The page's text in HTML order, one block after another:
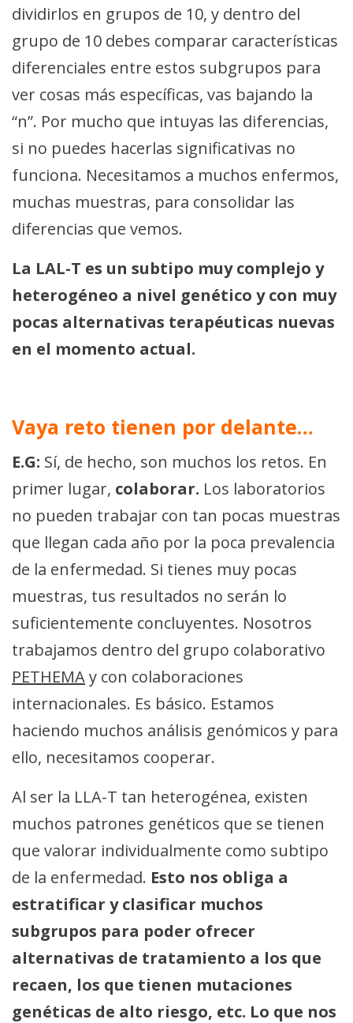
dividirlos en grupos de 10, y dentro del
grupo de 10 debes comparar características
diferenciales entre estos subgrupos para
ver cosas más específicas, vas bajando la
“n”. Por mucho que intuyas las diferencias,
si no puedes hacerlas significativas no
funciona. Necesitamos a muchos enfermos,
muchas muestras, para consolidar las
diferencias que vemos.
La LAL-T es un subtipo muy complejo y
heterogéneo a nivel genético y con muy
pocas alternativas terapéuticas nuevas
en el momento actual.
Vaya reto tienen por delante…
E.G: Sí, de hecho, son muchos los retos. En
primer lugar, colaborar. Los laboratorios
no pueden trabajar con tan pocas muestras
que llegan cada año por la poca prevalencia
de la enfermedad. Si tienes muy pocas
muestras, tus resultados no serán lo
suficientemente concluyentes. Nosotros
trabajamos dentro del grupo colaborativo
PETHEMAy con colaboraciones
internacionales. Es básico. Estamos
haciendo muchos análisis genómicos y para
ello, necesitamos cooperar.
Al ser la LLA-T tan heterogénea, existen
muchos patrones genéticos que se tienen
que valorar individualmente como subtipo
de la enfermedad. Esto nos obliga a
estratificar y clasificar muchos
subgrupos para poder ofrecer
alternativas de tratamiento a los que
recaen, los que tienen mutaciones
genéticas de alto riesgo, etc. Lo que nos